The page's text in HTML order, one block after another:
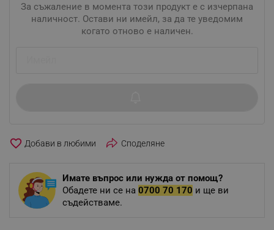
За съжаление в момента този продукт е с изчерпана
наличност. Остави ни имейл, за да те уведомим
когато отново е наличен.
favorite_border Споделяне
Имате въпрос или нужда от помощ?
Обадете ни се на 0700 70 170 и ще ви
съдействаме.